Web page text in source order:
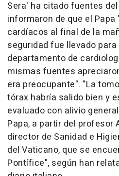
Sera' ha citado fuentes
informaron de que el
cardíacos al final de la
seguridad fue llevado
departamento de
mismas fuentes
era preocupante". "La
tórax habría salido bien y
evaluado con alivio
Papa, a partir del profesor
director de Sanidad e
del Vaticano, que se
Pontífice", según han